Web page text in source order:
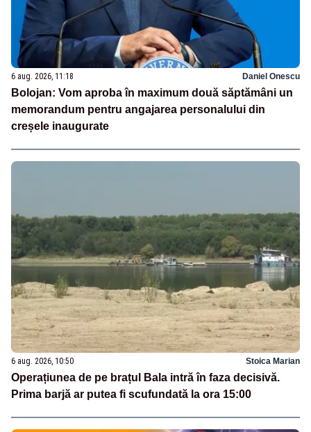
6 aug. 2026, 11:18 Daniel Onescu
Bolojan: Vom aproba în maximum două săptămâni un
memorandum pentru angajarea personalului din
creșele inaugurate
6 aug. 2026, 10:50 Stoica Marian
Operațiunea de pe brațul Bala intră în faza decisivă.
Prima barjă ar putea fi scufundată la ora 15:00